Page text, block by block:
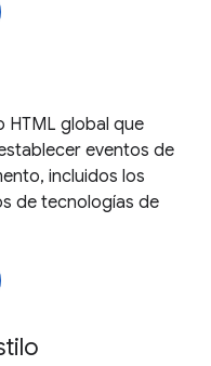
HTML global que
eventos de
incluidos los
de tecnologías de